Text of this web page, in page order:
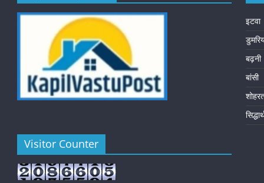
Visitor Counter
इटवा
बढ़नी
बांसी